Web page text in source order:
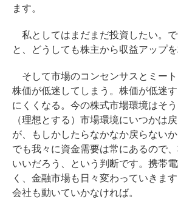
ます。
私としてはまだまだ投資したい。
と、どうしても株主から収益アップを
そして市場のコンセンサスとミー
株価が低迷してしまう。株価が低迷
にくくなる。今の株式市場環境はそう
（理想とする）市場環境にいつかは
が、もしかしたらなかなか戻らない
でも我々に資金需要は常にあるので
いいだろう、という判断です。携帯
く、金融市場も日々変わっていきま
会社も動いていかなければ。